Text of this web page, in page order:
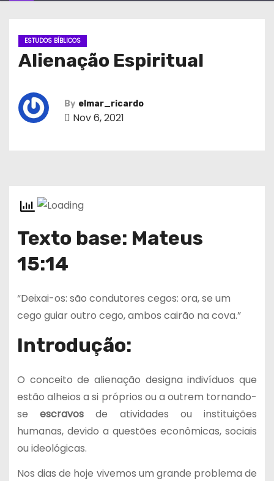
ESTUDOS BÍBLICOS
Alienação Espiritual
By elmar_ricardo
Nov 6, 2021
Texto base: Mateus
15:14
“Deixai-os: são condutores cegos: ora, se um
cego guiar outro cego, ambos cairão na cova.”
Introdução:
O conceito de alienação designa indivíduos que
estão alheios a si próprios ou a outrem tornando-
seescravos de atividades ou instituições
humanas, devido a questões econômicas, sociais
ou ideológicas.
Nos dias de hoje vivemos um grande problema de